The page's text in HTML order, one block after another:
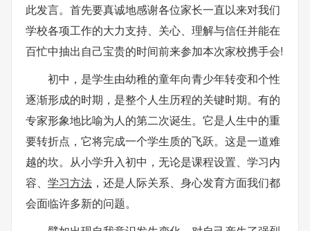
此发言。首先要真诚地感谢各位家长一直以来对我们
学校各项工作的大力支持、关心、理解与信任并能在
百忙中抽出自己宝贵的时间前来参加本次家校携手会!
初中，是学生由幼稚的童年向青少年转变和个性
逐渐形成的时期，是整个人生历程的关键时期。有的
专家形象地比喻为人的第二次诞生。它是人生中的重
要转折点，它将完成一个学生质的飞跃。这是一道难
越的坎。从小学升入初中，无论是课程设置、学习内
容、 学习方法 ，还是人际关系、身心发育方面我们都
会面临许多新的问题。